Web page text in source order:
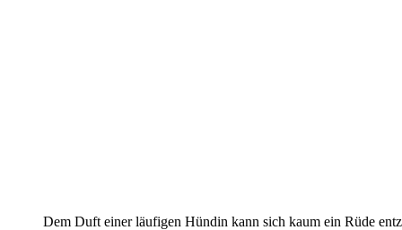
Dem Duft einer läufigen Hündin kann sich kaum ein Rüde